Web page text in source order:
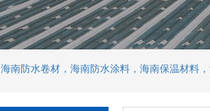
海南防水卷材，海南防水涂料，海南保温材料